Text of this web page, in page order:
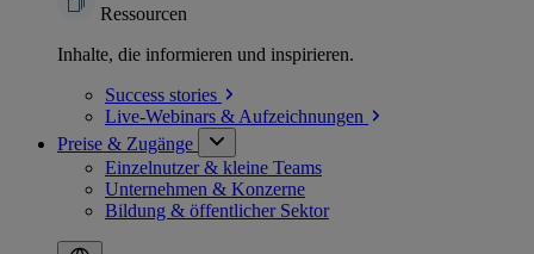
Ressourcen
Inhalte, die informieren und inspirieren.
Success stories
Live-Webinars & Aufzeichnungen
Preise & Zugänge
Einzelnutzer & kleine Teams
Unternehmen & Konzerne
Bildung & öffentlicher Sektor